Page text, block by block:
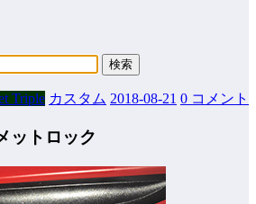
Triple カスタム 2018-08-21 0 コメント
ットロック